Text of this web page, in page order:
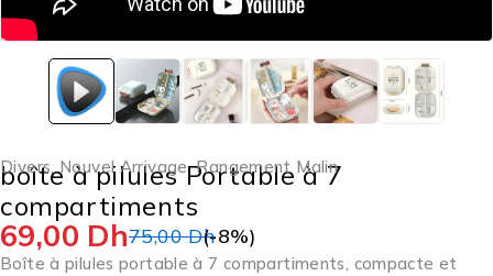
Divers,Nouvel Arrivage,Rangement Malin
boîte à pilules Portable à 7
compartiments
75,00Dh
69,00 Dh (-8%)
Boîte à pilules portable à 7 compartiments, compacte et